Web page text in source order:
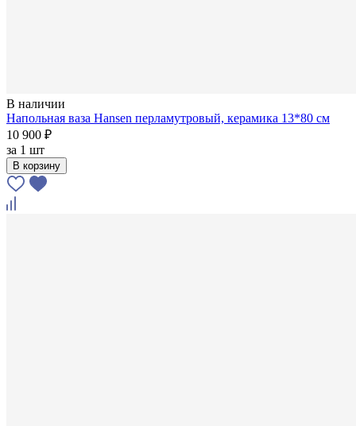
В наличии
Напольная ваза Hansen перламутровый, керамика 13*80 см
10 900 ₽
за 1 шт
В корзину